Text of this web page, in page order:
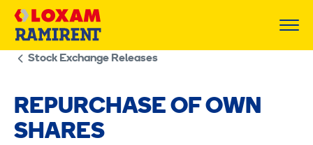
Skip
Stock Exchange Releases
REPURCHASE OF OWN
SHARES